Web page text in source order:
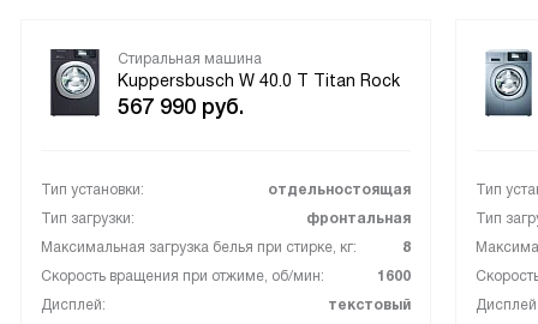
Стиральная машина
Kuppersbusch W 40.0 T Titan Rock
567 990 руб.
Тип установки:
отдельностоящая
Тип загрузки:
фронтальная
Максимальная загрузка белья при стирке, кг:
8
Скорость вращения при отжиме, об/мин:
1600
Дисплей:
текстовый
Тип
Тип